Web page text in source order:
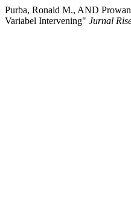
Purba, Ronald M., AND
Variabel Intervening" Jurnal